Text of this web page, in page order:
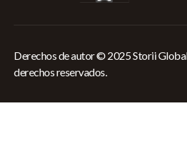
Derechos de autor © 2025 Storii
derechos reservados.